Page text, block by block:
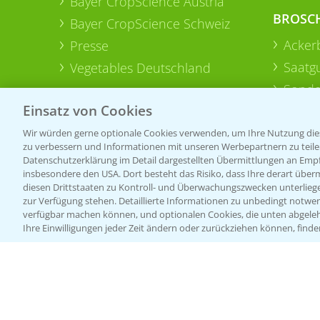
Bayer CropScience Schweiz
Presse
Vegetables Deutschland
Einsatz von Cookies
Wir würden gerne optionale Cookies verwenden, um Ihre Nutzung
zu verbessern und Informationen mit unseren Werbepartnern zu
Datenschutzerklärung im Detail dargestellten Übermittlungen an
insbesondere den USA. Dort besteht das Risiko, dass Ihre derart
diesen Drittstaaten zu Kontroll- und Überwachungszwecken
zur Verfügung stehen. Detaillierte Informationen zu unbedingt
verfügbar machen können, und optionalen Cookies, die unten
Ihre Einwilligungen jeder Zeit ändern oder zurückziehen können,